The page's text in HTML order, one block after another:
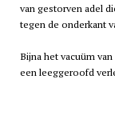
van gestorven adel
tegen de onderkant
Bijna het vacuüm van
een leeggeroofd